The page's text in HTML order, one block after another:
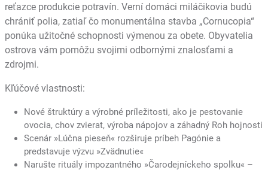
reťazce produkcie potravín. Verní domáci miláčikovia budú
chrániť polia, zatiaľ čo monumentálna stavba „Cornucopia“
ponúka užitočné schopnosti výmenou za obete. Obyvatelia
ostrova vám pomôžu svojimi odbornými znalosťami a
zdrojmi.
Kľúčové vlastnosti:
Nové štruktúry a výrobné príležitosti, ako je pestovanie
ovocia, chov zvierat, výroba nápojov a záhadný Roh hojnosti
Scenár »Lúčna pieseň« rozširuje príbeh Pagónie a
predstavuje výzvu »Zvädnutie«
Narušte rituály impozantného »Čarodejníckeho spolku« –